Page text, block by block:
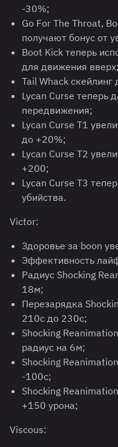
-30%;
Go For The Throat,
получают бонус от
Boot Kick теперь
для движения вверх;
Tail Whack
Lycan Curse теперь
передвижения;
Lycan Curse T1
до +20%;
Lycan Curse T2
+200;
Lycan Curse T3
убийства.
Victor:
Здоровье за boon
Эффективность
Радиус Shocking
18м;
Перезарядка
210с до 230с;
Shocking
радиус на 6м;
Shocking
-100с;
Shocking
+150 урона;
Viscous: